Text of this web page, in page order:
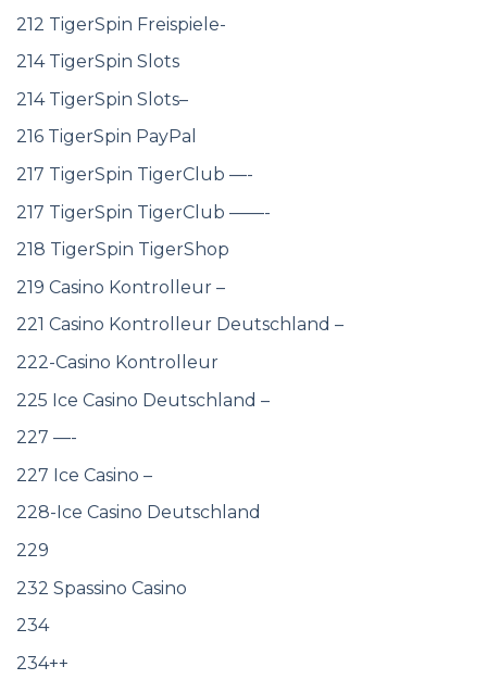
212 TigerSpin Freispiele-
214 TigerSpin Slots
214 TigerSpin Slots–
216 TigerSpin PayPal
217 TigerSpin TigerClub —-
217 TigerSpin TigerClub ——-
218 TigerSpin TigerShop
219 Casino Kontrolleur –
221 Casino Kontrolleur Deutschland –
222-Casino Kontrolleur
225 Ice Casino Deutschland –
227 —-
227 Ice Casino –
228-Ice Casino Deutschland
229
232 Spassino Casino
234
234++